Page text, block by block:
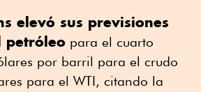
elevó sus previsiones
petróleo para el cuarto
por barril para el crudo
para el WTI, citando la